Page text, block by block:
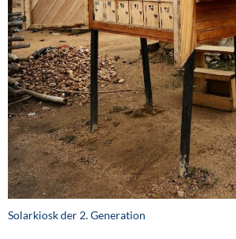
Solarkiosk der 2. Generation